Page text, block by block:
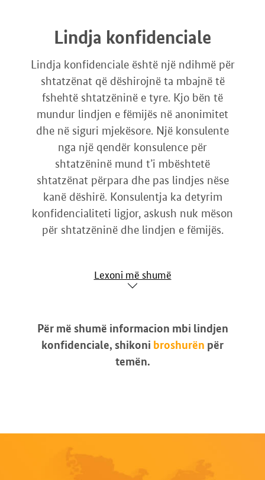
Lindja konfidenciale
Lindja konfidenciale është një ndihmë për
shtatzënat që dëshirojnë ta mbajnë të
fshehtë shtatzëninë e tyre. Kjo bën të
mundur lindjen e fëmijës në anonimitet
dhe në siguri mjekësore. Një konsulente
nga një qendër konsulence për
shtatzëninë mund t’i mbështetë
shtatzënat përpara dhe pas lindjes nëse
kanë dëshirë. Konsulentja ka detyrim
konfidencialiteti ligjor, askush nuk mëson
për shtatzëninë dhe lindjen e fëmijës.
Lexoni më shumë
Për më shumë informacion mbi lindjen
konfidenciale, shikoni broshurën për
temën.